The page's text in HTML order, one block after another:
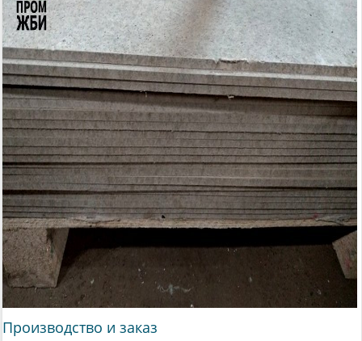
Производство и заказ